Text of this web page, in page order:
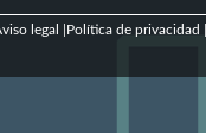
legal Política de privacidad